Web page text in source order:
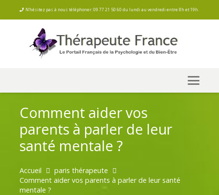
N’hésitez pas à nous téléphoner: 09 77 21 50 60 du lundi au vendredi entre 8h et 19h.
Comment aider vos
parents à parler de leur
santé mentale ?
Accueil
paris thérapeute
Comment aider vos parents à parler de leur santé
mentale ?